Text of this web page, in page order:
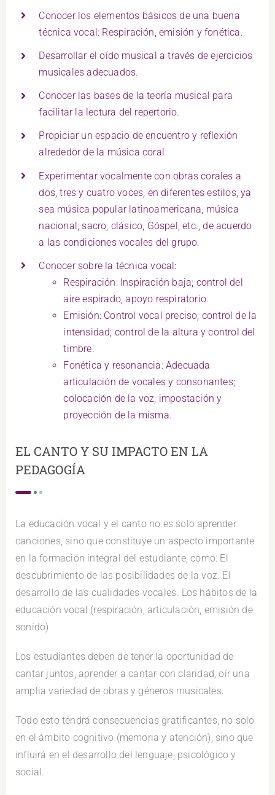
Conocer los elementos básicos de una buena
técnica vocal: Respiración, emisión y fonética.
Desarrollar el oído musical a través de ejercicios
musicales adecuados.
Conocer las bases de la teoría musical para
facilitar la lectura del repertorio.
Propiciar un espacio de encuentro y reflexión
alrededor de la música coral
Experimentar vocalmente con obras corales a
dos, tres y cuatro voces, en diferentes estilos, ya
sea música popular latinoamericana, música
nacional, sacro, clásico, Góspel, etc., de acuerdo
a las condiciones vocales del grupo.
Conocer sobre la técnica vocal:
Respiración: Inspiración baja; control del
aire espirado, apoyo respiratorio.
Emisión: Control vocal preciso; control de la
intensidad; control de la altura y control del
timbre.
Fonética y resonancia: Adecuada
articulación de vocales y consonantes;
colocación de la voz; impostación y
proyección de la misma.
EL CANTO Y SU IMPACTO EN LA
PEDAGOGÍA
La educación vocal y el canto no es solo aprender
canciones, sino que constituye un aspecto importante
en la formación integral del estudiante, como: El
descubrimiento de las posibilidades de la voz. El
desarrollo de las cualidades vocales. Los hábitos de la
educación vocal (respiración, articulación, emisión de
sonido)
Los estudiantes deben de tener la oportunidad de
cantar juntos, aprender a cantar con claridad, oír una
amplia variedad de obras y géneros musicales.
Todo esto tendrá consecuencias gratificantes, no solo
en el ámbito cognitivo (memoria y atención), sino que
influirá en el desarrollo del lenguaje, psicológico y
social.